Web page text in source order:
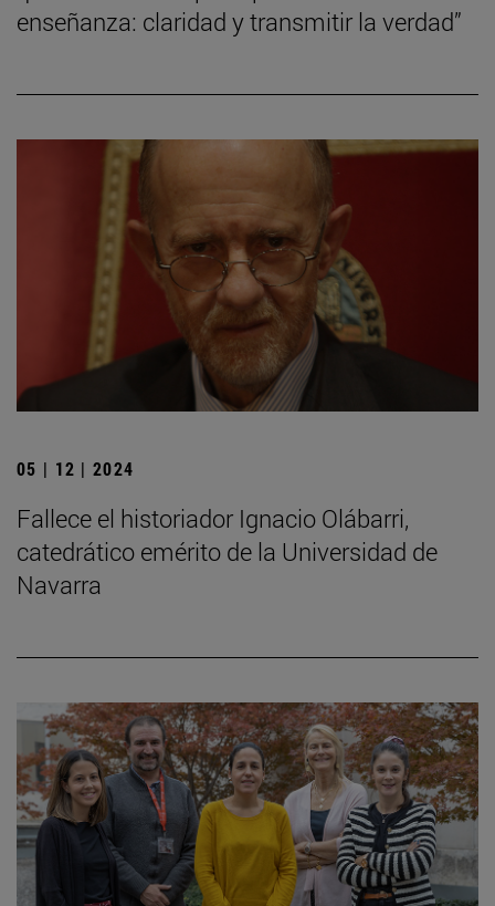
enseñanza: claridad y transmitir la verdad”
05 | 12 | 2024
Fallece el historiador Ignacio Olábarri,
catedrático emérito de la Universidad de
Navarra